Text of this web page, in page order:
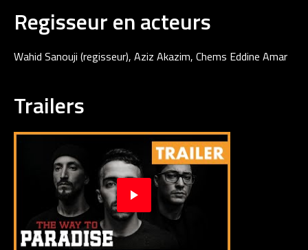
Regisseur en acteurs
Wahid Sanouji (regisseur), Aziz Akazim, Chems Eddine Amar
Trailers